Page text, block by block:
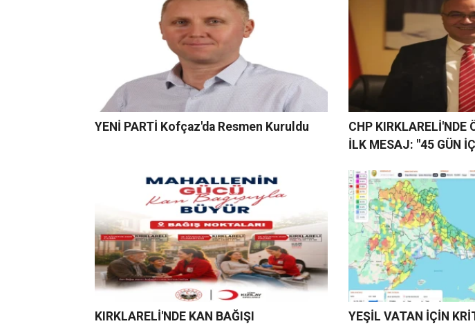
YENİ PARTİ Kofçaz'da Resmen Kuruldu
CHP KIRKLARELİ'NDE
İLK MESAJ: "45 GÜN
KIRKLARELİ'NDE KAN BAĞIŞI
YEŞİL VATAN İÇİN